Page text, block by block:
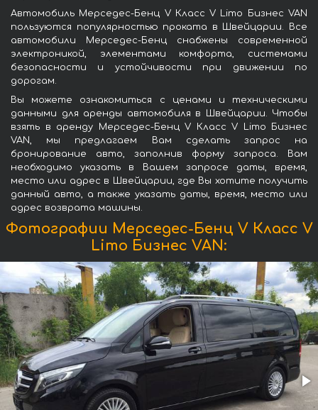
Автомобиль Мерседес-Бенц V Класс V Limo Бизнес VAN
пользуются популярностью проката в Швейцарии. Все
автомобили Мерседес-Бенц снабжены современной
электроникой, элементами комфорта, системами
безопасности и устойчивости при движении по
дорогам.
Вы можете ознакомиться с ценами и техническими
данными для аренды автомобиля в Швейцарии. Чтобы
взять в аренду Мерседес-Бенц V Класс V Limo Бизнес
VAN, мы предлагаем Вам сделать запрос на
бронирование авто, заполнив форму запроса. Вам
необходимо указать в Вашем запросе даты, время,
место или адрес в Швейцарии, где Вы хотите получить
данный авто, а также указать даты, время, место или
адрес возврата машины.
Фотографии Мерседес-Бенц V Класс V
Limo Бизнес VAN: